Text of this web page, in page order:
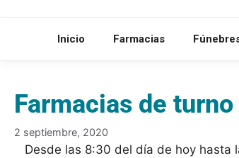
Inicio Farmacias
Farmacias de
2 septiembre, 2020
Desde las 8:30 del día de hoy hasta